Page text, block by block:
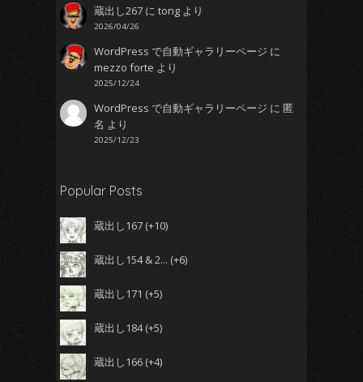
蔵出し267 にtong より
2026/04/26
WordPress で自動ギャラリーページ に
mezzo forte より
2025/12/24
WordPress で自動ギャラリーページ に匿
名 より
2025/12/23
Popular Posts
蔵出し167 +10
蔵出し154 & 2... +6
蔵出し171 +5
蔵出し184 +5
蔵出し166 +4